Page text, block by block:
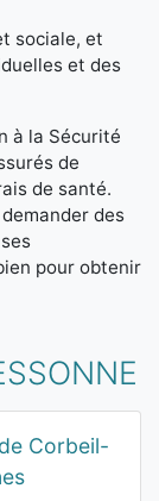
sociale, et
et des
à la Sécurité
de
de santé.
des
pour obtenir
Corbeil-